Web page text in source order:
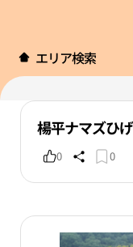
エリア検索
楊平ナマズひ
0 0